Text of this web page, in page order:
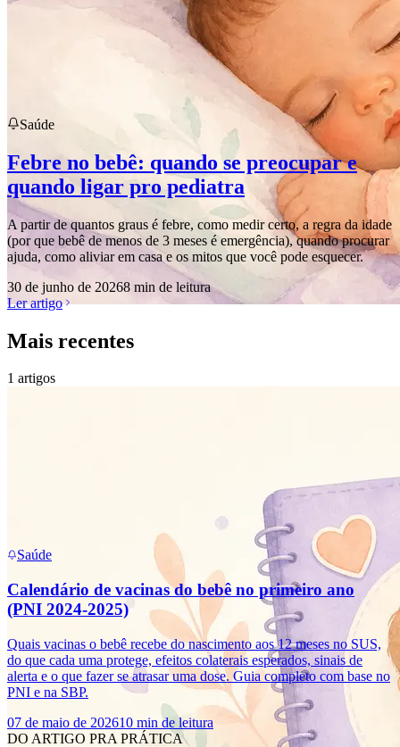
Saúde
Febre no bebê: quando se preocupar e
quando ligar pro pediatra
A partir de quantos graus é febre, como medir certo, a regra da idade
(por que bebê de menos de 3 meses é emergência), quando procurar
ajuda, como aliviar em casa e os mitos que você pode esquecer.
30 de junho de 20268 min de leitura
Ler artigo
Mais recentes
1 artigos
Saúde
Calendário de vacinas do bebê no primeiro ano
(PNI 2024-2025)
Quais vacinas o bebê recebe do nascimento aos 12 meses no SUS,
do que cada uma protege, efeitos colaterais esperados, sinais de
alerta e o que fazer se atrasar uma dose. Guia completo com base no
PNI e na SBP.
07 de maio de 202610 min de leitura
DO ARTIGO PRA PRÁTICA